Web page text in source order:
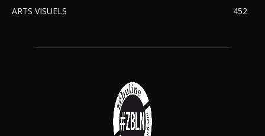
ARTS VISUELS
452